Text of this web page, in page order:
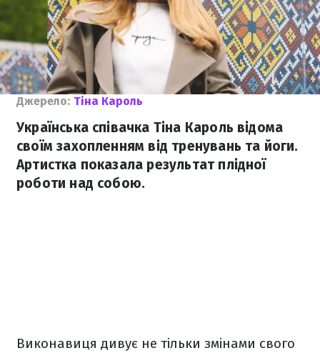
Джерело: Тіна Кароль
Українська співачка Тіна Кароль відома
своїм захопленням від тренувань та йоги.
Артистка показала результат плідної
роботи над собою.
Виконавиця дивує не тільки змінами свого